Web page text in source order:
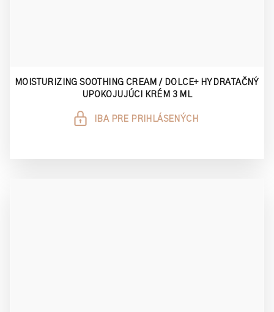
MOISTURIZING SOOTHING CREAM / DOLCE+ HYDRATAČNÝ
UPOKOJUJÚCI KRÉM 3 ML
IBA PRE PRIHLÁSENÝCH